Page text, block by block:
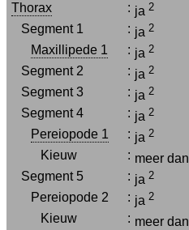
Thorax : ja 2
Segment 1 : ja 2
Maxillipede 1 : ja 2
Segment 2 : ja 2
Segment 3 : ja 2
Segment 4 : ja 2
Pereiopode 1 : ja 2
Kieuw : meer
Segment 5 : ja 2
Pereiopode 2 : ja 2
Kieuw : meer